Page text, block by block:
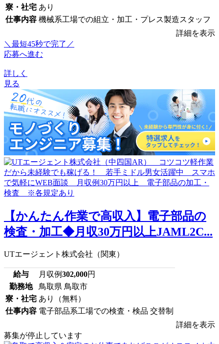
寮・社宅 あり
仕事内容 機械系工場での組立・加工・プレス製造スタッフ
詳細を表示
＼最短45秒で完了／
応募へ進む
詳しく
見る
【かんたん作業で高収入】電子部品の
検査・加工◆月収30万円以上JAML2C...
UTエージェント株式会社（関東）
給与 月収例302,000円
勤務地
鳥取県 鳥取市
寮・社宅 あり（無料）
仕事内容 電子部品系工場での検査・検品 交替制
詳細を表示
募集が停止しています